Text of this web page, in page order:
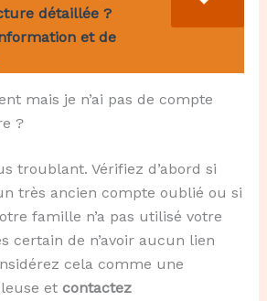
détaillée ?
et de
mais je n’ai pas de compte
?
troublant. Vérifiez d’abord si
très ancien compte oublié ou si
famille n’a pas utilisé votre
certain de n’avoir aucun lien
cela comme une
et contactez